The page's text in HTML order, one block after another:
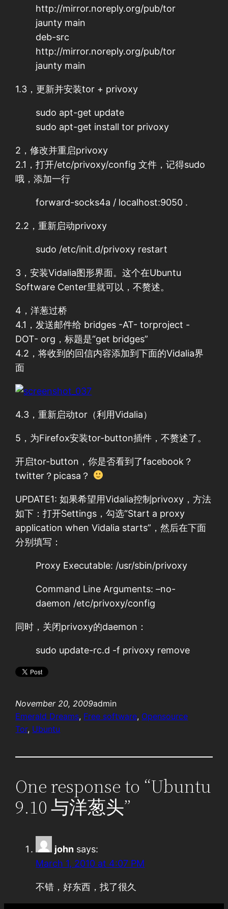
http://mirror.noreply.org/pub/tor
jaunty main
deb-src
http://mirror.noreply.org/pub/tor
jaunty main
1.3，更新并安装tor + privoxy
sudo apt-get update
sudo apt-get install tor privoxy
2，修改并重启privoxy
2.1，打开/etc/privoxy/config 文件，记得sudo
哦，添加一行
forward-socks4a / localhost:9050 .
2.2，重新启动privoxy
sudo /etc/init.d/privoxy restart
3，安装Vidalia图形界面。这个在Ubuntu
Software Center里就可以，不赘述。
4，洋葱过桥
4.1，发送邮件给 bridges -AT- torproject -
DOT- org，标题是“get bridges”
4.2，将收到的回信内容添加到下面的Vidalia界
面
4.3，重新启动tor（利用Vidalia）
5，为Firefox安装tor-button插件，不赘述了。
开启tor-button，你是否看到了facebook？
twitter？picasa？
UPDATE1: 如果希望用Vidalia控制privoxy，方法
如下：打开Settings，勾选“Start a proxy
application when Vidalia starts”，然后在下面
分别填写：
Proxy Executable: /usr/sbin/privoxy
Command Line Arguments: –no-
daemon /etc/privoxy/config
同时，关闭privoxy的daemon：
sudo update-rc.d -f privoxy remove
November 20, 2009admin
Emerald Dreams, Free software, Opensource
Tor, Ubuntu
One response to “Ubuntu
9.10 与洋葱头”
john says:
March 1, 2010 at 4:07 PM
不错，好东西，找了很久